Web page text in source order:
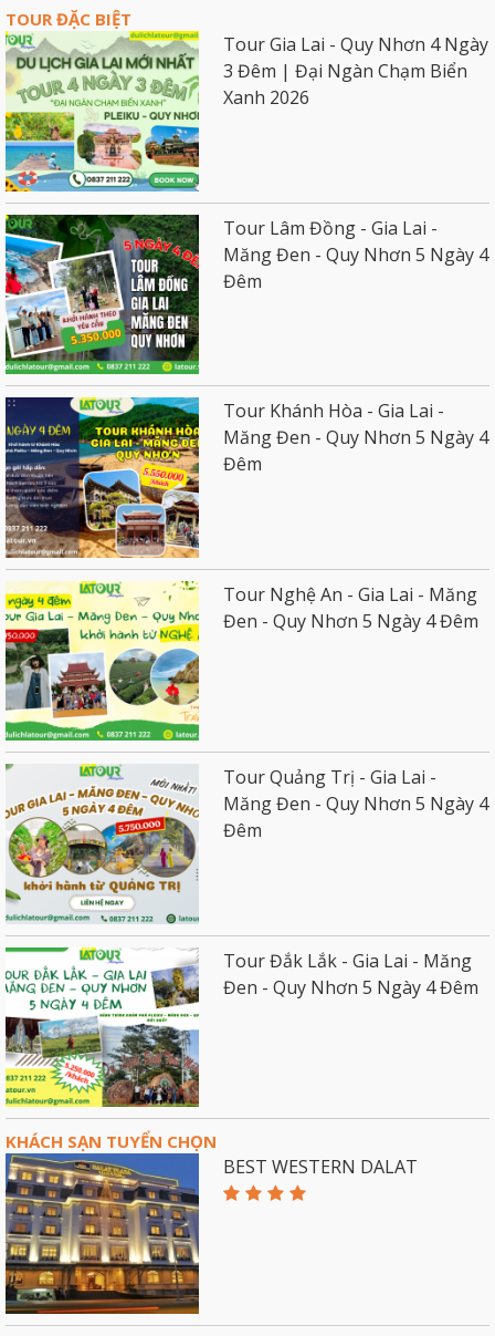
TOUR ĐẶC BIỆT
Tour Gia Lai - Quy Nhơn 4 Ngày
3 Đêm | Đại Ngàn Chạm Biển
Xanh 2026
Tour Lâm Đồng - Gia Lai -
Măng Đen - Quy Nhơn 5 Ngày 4
Đêm
Tour Khánh Hòa - Gia Lai -
Măng Đen - Quy Nhơn 5 Ngày 4
Đêm
Tour Nghệ An - Gia Lai - Măng
Đen - Quy Nhơn 5 Ngày 4 Đêm
Tour Quảng Trị - Gia Lai -
Măng Đen - Quy Nhơn 5 Ngày 4
Đêm
Tour Đắk Lắk - Gia Lai - Măng
Đen - Quy Nhơn 5 Ngày 4 Đêm
KHÁCH SẠN TUYỂN CHỌN
BEST WESTERN DALAT